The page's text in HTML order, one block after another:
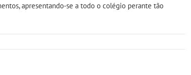
apresentando-se a todo o colégio perante tão